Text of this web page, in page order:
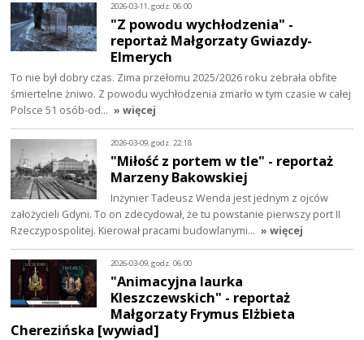
2026-03-11, godz. 06:00
"Z powodu wychłodzenia" -
reportaż Małgorzaty Gwiazdy-
Elmerych
To nie był dobry czas. Zima przełomu 2025/2026 roku zebrała obfite
śmiertelne żniwo. Z powodu wychłodzenia zmarło w tym czasie w całej
Polsce 51 osób-od… » więcej
2026-03-09, godz. 22:18
"Miłość z portem w tle" - reportaż
Marzeny Bakowskiej
Inżynier Tadeusz Wenda jest jednym z ojców
założycieli Gdyni. To on zdecydował, że tu powstanie pierwszy port II
Rzeczypospolitej. Kierował pracami budowlanymi… » więcej
2026-03-09, godz. 06:00
"Animacyjna laurka
Kleszczewskich" - reportaż
Małgorzaty Frymus Elżbieta
Cherezińska [wywiad]